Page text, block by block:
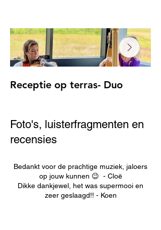
Receptie op terras- Duo
Foto's, luisterfragmenten en
recensies
Bedankt voor de prachtige muziek, jaloers
op jouw kunnen 😉 - Cloë
Dikke dankjewel, het was supermooi en
zeer geslaagd!! - Koen